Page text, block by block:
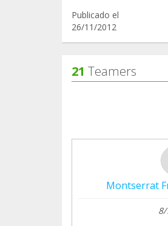
Publicado el
26/11/2012
21 Teamers
Montserrat